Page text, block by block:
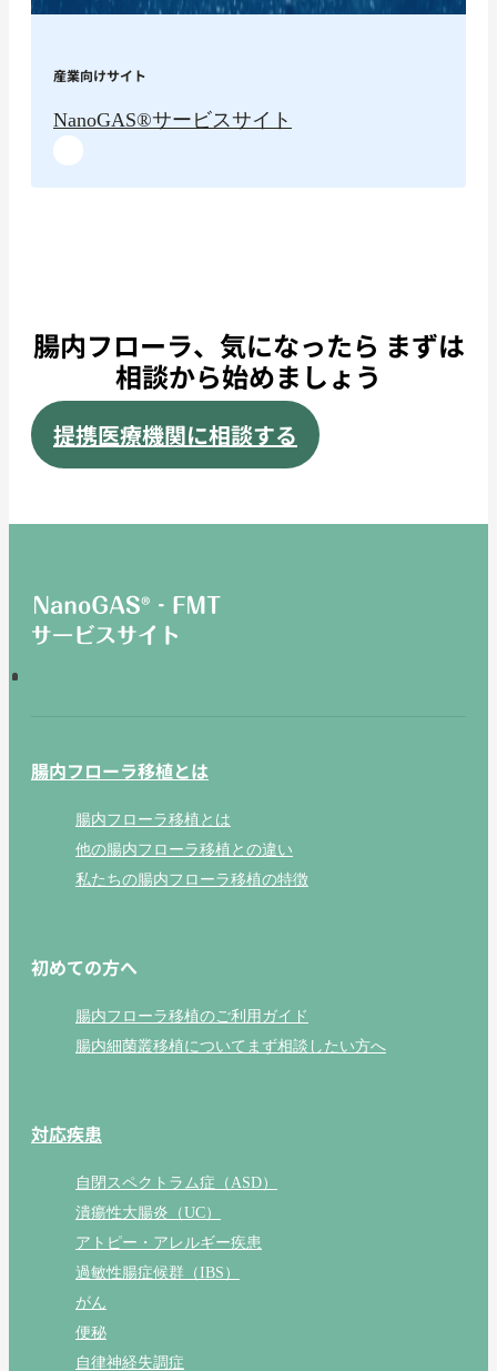
産業向けサイト
NanoGAS®︎サービスサイト
腸内フローラ、気になったら まずは
相談から始めましょう
提携医療機関に相談する
腸内フローラ移植とは
腸内フローラ移植とは
他の腸内フローラ移植との違い
私たちの腸内フローラ移植の特徴
初めての方へ
腸内フローラ移植のご利用ガイド
腸内細菌叢移植についてまず相談したい方へ
対応疾患
自閉スペクトラム症（ASD）
潰瘍性大腸炎（UC）
アトピー・アレルギー疾患
過敏性腸症候群（IBS）
がん
便秘
自律神経失調症